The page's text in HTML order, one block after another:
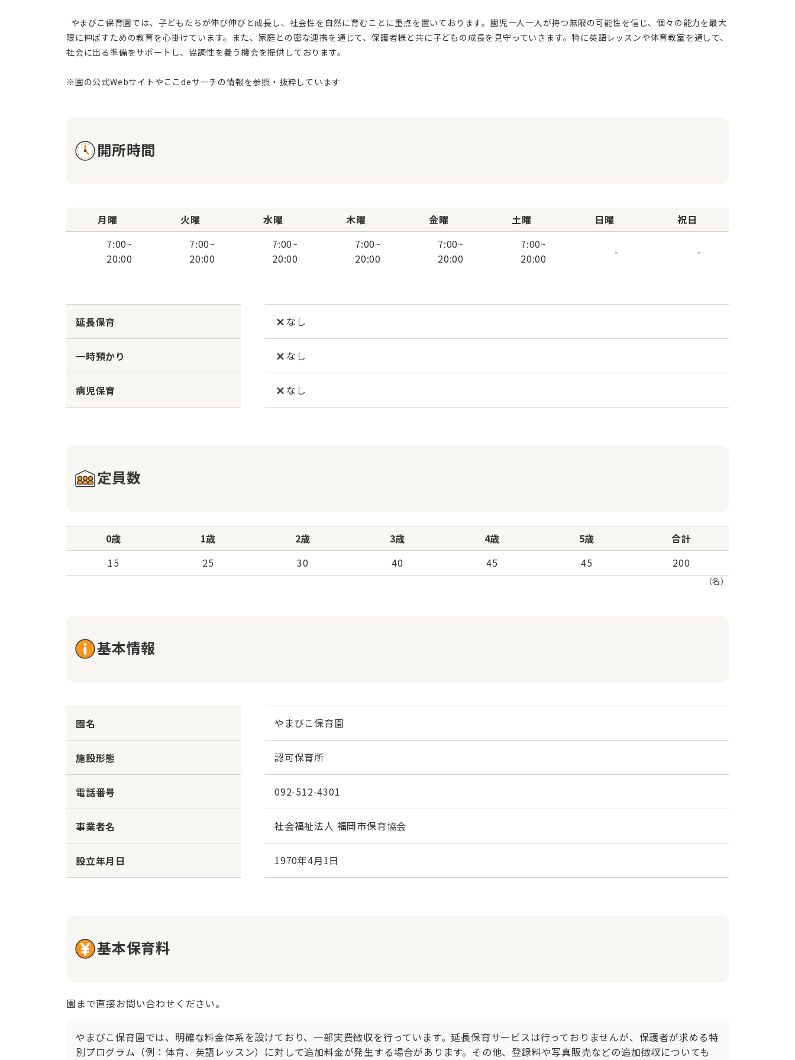
限に伸ばすための教育を心掛けています。また、家庭との密な連携を通じて、保護者様と共に子どもの成長を見守っていきます。特に英語レッスンや体育教室を通して、
社会に出る準備をサポートし、協調性を養う機会を提供しております。
開所時間
月曜
7:00~
20:00
火曜
7:00~
20:00
水曜
7:00~
20:00
木曜
7:00~
20:00
金曜
7:00~
20:00
土曜
7:00~
20:00
日曜
-
祝日
-
延長保育 なし
一時預かり なし
病児保育 なし
定員数
0歳 1歳 2歳 3歳 4歳 5歳
合計
15
25 30 40 45 45 200
（名）
基本情報
園名 やまびこ保育園
施設形態 認可保育所
電話番号 092-512-4301
事業者名 社会福祉法人 福岡市保育協会
設立年月日 1970年4月1日
基本保育料
園まで直接お問い合わせください。
やまびこ保育園では、明確な料金体系を設けており、一部実費徴収を行っています。延長保育サービスは行っておりませんが、保護者が求める特
別プログラム（例：体育、英語レッスン）に対して追加料金が発生する場合があります。その他、登録料や写真販売などの追加徴収についても